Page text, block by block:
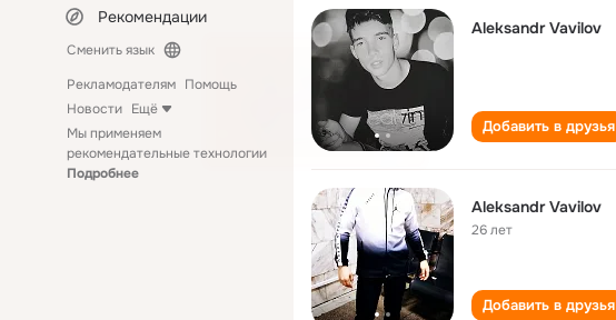
Рекомендации
Сменить язык
Рекламодателям Помощь
Новости Ещё
Мы применяем
рекомендательные технологии
Подробнее
Aleksandr Vavilov
Добавить в друзья
Aleksandr Vavilov
26 лет
Добавить в друзья